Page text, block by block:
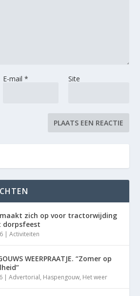
E-mail * Site
zich op voor tractorwijding
dorpsfeest
|Activiteiten
WEERPRAATJE. “Zomer op
|Advertorial, Haspengouw, Het weer